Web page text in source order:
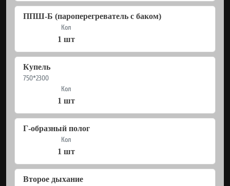
ППШ-Б (пароперегреватель с баком)
Кол
1 шт
Купель
750*2300
Кол
1 шт
Г-образный полог
Кол
1 шт
Второе дыхание